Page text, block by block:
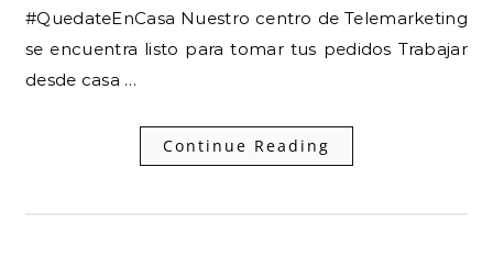
#QuedateEnCasa Nuestro centro de Telemarketing
se encuentra listo para tomar tus pedidos Trabajar
desde casa …
Continue Reading